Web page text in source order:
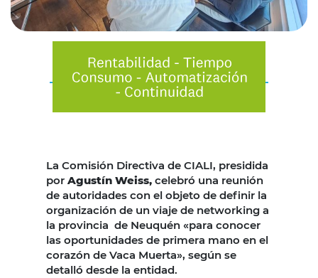
La Comisión Directiva de CIALI, presidida
por Agustín Weiss, celebró una reunión
de autoridades con el objeto de definir la
organización de un viaje de networking a
la provincia de Neuquén «para conocer
las oportunidades de primera mano en el
corazón de Vaca Muerta», según se
detalló desde la entidad.